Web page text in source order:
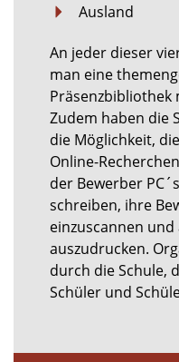
Ausland
An jeder dieser
man eine
Präsenzbibliothek
Zudem haben die
die Möglichkeit,
Online-
der Bewerber
schreiben, ihre
einzuscannen
auszudrucken.
durch die Schule,
Schüler und